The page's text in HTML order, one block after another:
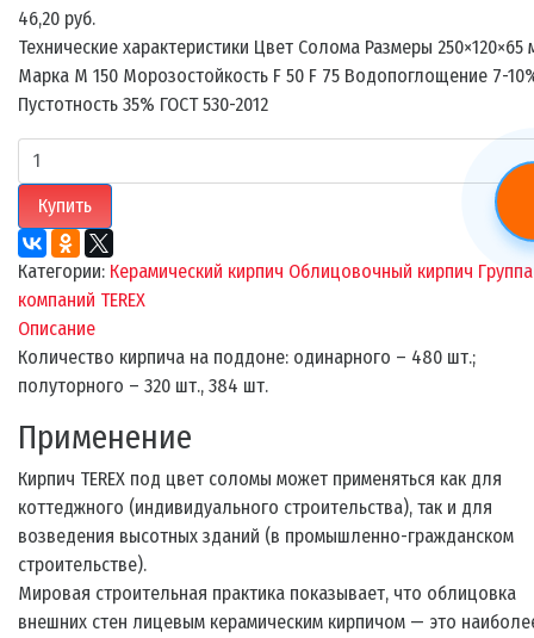
46,20 руб.
Технические характеристики Цвет Солома Размеры 250×120×65
Марка М 150 Морозостойкость F 50 F 75 Водопоглощение 7-
Пустотность 35% ГОСТ 530-2012
Купить
Категории: Керамический кирпич Облицовочный кирпич Группа
компаний TEREX
Описание
Количество кирпича на поддоне: одинарного – 480 шт.;
полуторного – 320 шт., 384 шт.
Применение
Кирпич TEREX под цвет соломы может применяться как для
коттеджного (индивидуального строительства), так и для
возведения высотных зданий (в промышленно-гражданском
строительстве).
Мировая строительная практика показывает, что облицовка
внешних стен лицевым керамическим кирпичом — это